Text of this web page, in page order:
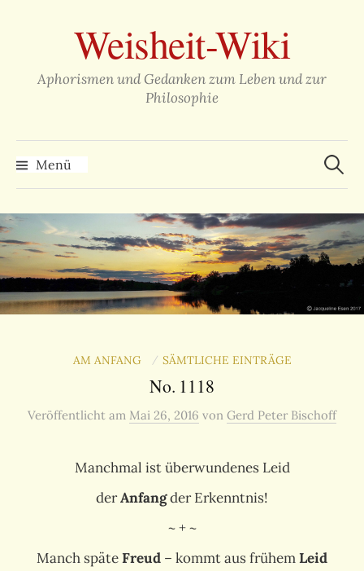
überspringenWeisheit-Wiki
Aphorismen und Gedanken zum Leben und zur
Philosophie
Menü
Suchen
nach:
AM ANFANG / SÄMTLICHE EINTRÄGE
No. 1118
Veröffentlicht am Mai 26, 2016 von Gerd Peter Bischoff
Manchmal ist überwundenes Leid
derAnfangder Erkenntnis!
~ + ~
Manch späteFreud – kommt aus frühemLeid